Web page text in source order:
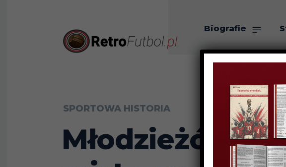
Biografie
O nas
SPORTOWA HISTORIA
Młodzieżówka